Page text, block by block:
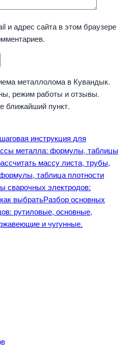
и адрес сайта в этом браузере
металлолома в Кувандык.
режим работы и отзывы.
ближайший пункт.
инструкция для
металла: формулы, таблицы
массу листа, трубы,
таблица плотности
сварочных электродов:
выбратьРазбор основных
рутиловые, основные,
и чугунные.